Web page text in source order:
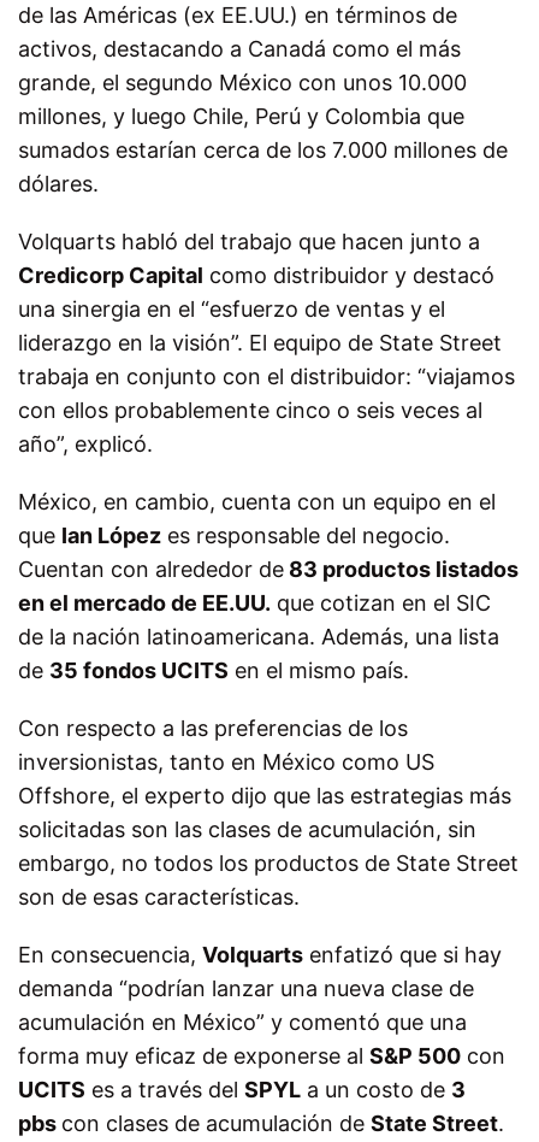
de las Américas (ex EE.UU.) en términos de
activos, destacando a Canadá como el más
grande, el segundo México con unos 10.000
millones, y luego Chile, Perú y Colombia que
sumados estarían cerca de los 7.000 millones de
dólares.
Volquarts habló del trabajo que hacen junto a
Credicorp Capital como distribuidor y destacó
una sinergia en el “esfuerzo de ventas y el
liderazgo en la visión”. El equipo de State Street
trabaja en conjunto con el distribuidor: “viajamos
con ellos probablemente cinco o seis veces al
año”, explicó.
México, en cambio, cuenta con un equipo en el
que Ian López es responsable del negocio.
Cuentan con alrededor de 83 productos listados
en el mercado de EE.UU. que cotizan en el SIC
de la nación latinoamericana. Además, una lista
de 35 fondos UCITS en el mismo país.
Con respecto a las preferencias de los
inversionistas, tanto en México como US
Offshore, el experto dijo que las estrategias más
solicitadas son las clases de acumulación, sin
embargo, no todos los productos de State Street
son de esas características.
En consecuencia, Volquarts enfatizó que si hay
demanda “podrían lanzar una nueva clase de
acumulación en México” y comentó que una
forma muy eficaz de exponerse al S&P 500 con
UCITS es a través del SPYL a un costo de 3
pbs con clases de acumulación de State Street.